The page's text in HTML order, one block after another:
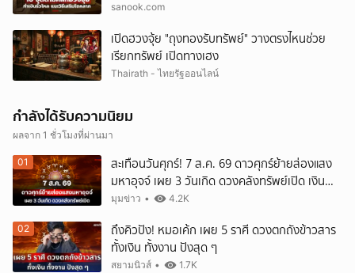
sanook.com
เปิดฮวงจุ้ย "ถุงทองรับทรัพย์" วางตรงไหนช่วย
เรียกทรัพย์ เปิดทางเฮง
Thairath - ไทยรัฐออนไลน์
กำลังได้รับความนิยม
ผลจาก 1 ชั่วโมงที่ผ่านมา
01
สะเทือนวันศุกร์! 7 ส.ค. 69 ดาวศุกร์ย้ายส่องแสง
มหาอุจจ์ เผย 3 วันเกิด ดวงคลังทรัพย์เปิด เงิน
ก้อนโตทะลักเข้ากระเป๋ารับสุดสัปดาห์!
มุมข่าว • 4.2K
02
ถึงคิวปัง! หมอเค้ก เผย 5 ราศี ดวงตกถังข้าวสาร
ทั้งเงิน ทั้งงาน ปังสุด ๆ
สยามนิวส์ • 1.7K